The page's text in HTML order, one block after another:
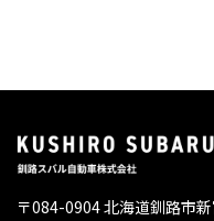
〒084-0904 北海道釧路市